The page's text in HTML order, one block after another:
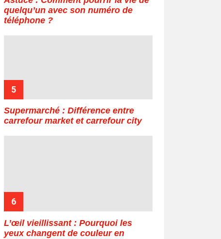
quelqu’un avec son numéro de
téléphone ?
Supermarché : Différence entre
carrefour market et carrefour city
L’œil vieillissant : Pourquoi les
yeux changent de couleur en